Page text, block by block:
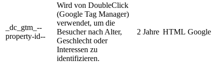
_dc_gtm_--
property-id--
Wird von DoubleClick
(Google Tag Manager)
verwendet, um die
Besucher nach Alter,
Geschlecht oder
Interessen zu
identifizieren.
2 Jahre HTML Google